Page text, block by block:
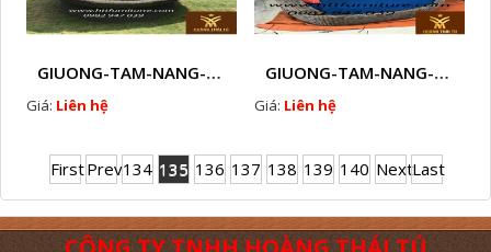
GIUONG-TAM-NANG-GHE-HO-BOI-NHUA-GIA-MAY-NGOAI-TROI-D18
Giá: Liên hệ
GIUONG-TAM-NANG-GHE-HO-BOI-NHUA-GIA-MAY-NGOAI-TROI-D19
Giá: Liên hệ
FirstPrev134 135 136 137 138 139 140 NextLast